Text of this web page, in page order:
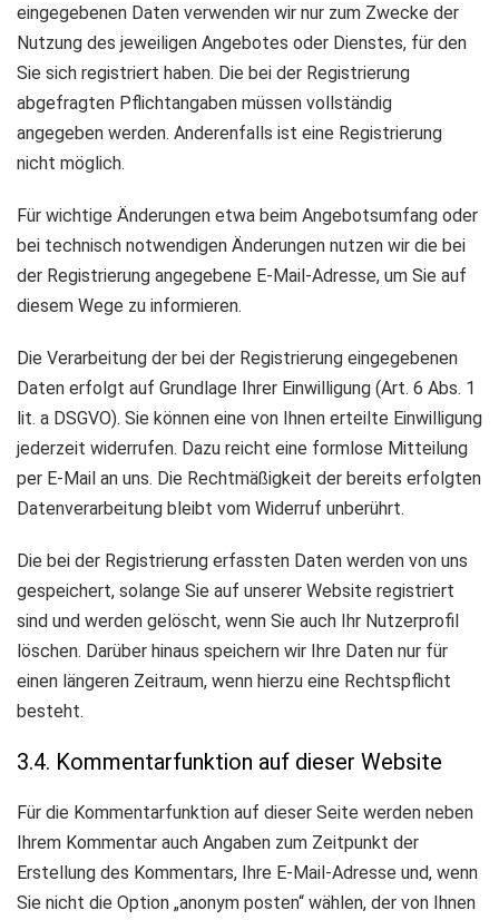
eingegebenen Daten verwenden wir nur zum Zwecke der
Nutzung des jeweiligen Angebotes oder Dienstes, für den
Sie sich registriert haben. Die bei der Registrierung
abgefragten Pflichtangaben müssen vollständig
angegeben werden. Anderenfalls ist eine Registrierung
nicht möglich.
Für wichtige Änderungen etwa beim Angebotsumfang oder
bei technisch notwendigen Änderungen nutzen wir die bei
der Registrierung angegebene E-Mail-Adresse, um Sie auf
diesem Wege zu informieren.
Die Verarbeitung der bei der Registrierung eingegebenen
Daten erfolgt auf Grundlage Ihrer Einwilligung (Art. 6 Abs. 1
lit. a DSGVO). Sie können eine von Ihnen erteilte Einwilligung
jederzeit widerrufen. Dazu reicht eine formlose Mitteilung
per E-Mail an uns. Die Rechtmäßigkeit der bereits erfolgten
Datenverarbeitung bleibt vom Widerruf unberührt.
Die bei der Registrierung erfassten Daten werden von uns
gespeichert, solange Sie auf unserer Website registriert
sind und werden gelöscht, wenn Sie auch Ihr Nutzerprofil
löschen. Darüber hinaus speichern wir Ihre Daten nur für
einen längeren Zeitraum, wenn hierzu eine Rechtspflicht
besteht.
3.4. Kommentarfunktion auf dieser Website
Für die Kommentarfunktion auf dieser Seite werden neben
Ihrem Kommentar auch Angaben zum Zeitpunkt der
Erstellung des Kommentars, Ihre E-Mail-Adresse und, wenn
Sie nicht die Option „anonym posten“ wählen, der von Ihnen